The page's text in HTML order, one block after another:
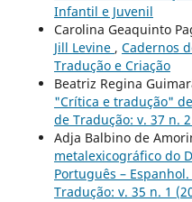
Infantil e Juvenil
Carolina Geaquinto
Jill Levine , Cadernos
Tradução e Criação
Beatriz Regina
"Crítica e tradução"
de Tradução: v. 37 n.
Adja Balbino de
metalexicográfico do
Português – Espanhol.
Tradução: v. 35 n. 1